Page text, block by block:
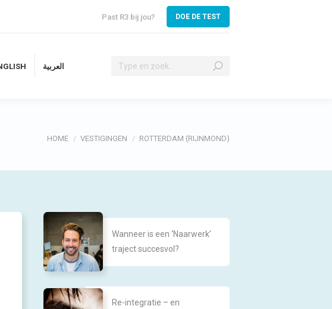
Past R3 bij jou? DOE DE TEST
العربية Search:
Je bent hier:
HOME VESTIGINGEN ROTTERDAM (RIJNMOND)
Wanneer is een ‘Naarwerk’
traject succesvol?
Re-integratie – en